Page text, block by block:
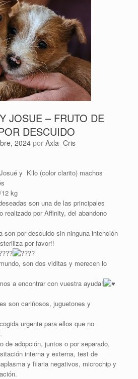
JOSUE – FRUTO DE
DESCUIDO
2024 por Axla_Cris
y Kilo (color clarito) machos
kg
son una de las principales
realizado por Affinity, del abandono
son por descuido sin ninguna intención
por favor!!
son dos viditas y merecen lo
a encontrar con vuestra ayuda!
son cariñosos, juguetones y
urgente para ellos que no
de adopción, juntos o por separado,
interna y externa, test de
y filaria negativos, microchip y